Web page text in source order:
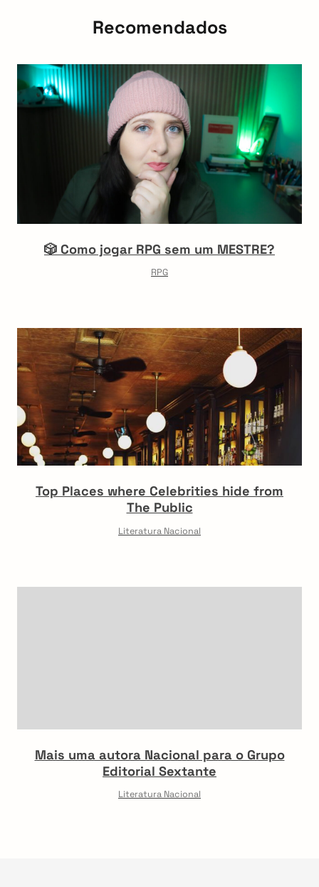
Recomendados
🎲 Como jogar RPG sem um MESTRE?
RPG
Top Places where Celebrities hide from
The Public
Literatura Nacional
Mais uma autora Nacional para o Grupo
Editorial Sextante
Literatura Nacional